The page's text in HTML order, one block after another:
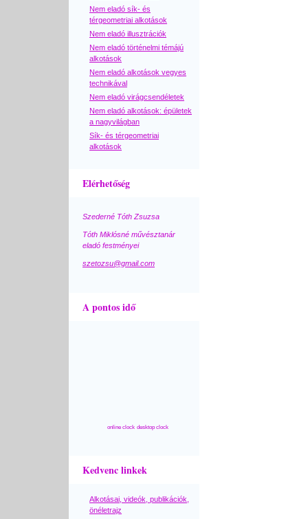
Nem eladó sík- és
térgeometriai alkotások
Nem eladó illusztrációk
Nem eladó történelmi témájú
alkotások
Nem eladó alkotások vegyes
technikával
Nem eladó virágcsendéletek
Nem eladó alkotások: épületek
a nagyvilágban
Sík- és térgeometriai
alkotások
Elérhetőség
Szederné Tóth Zsuzsa
Tóth Miklósné művésztanár
eladó festményei
szetozsu@gmail.com
A pontos idő
online clock desktop clock
Kedvenc linkek
Alkotásai, videók, publikációk,
önéletrajz